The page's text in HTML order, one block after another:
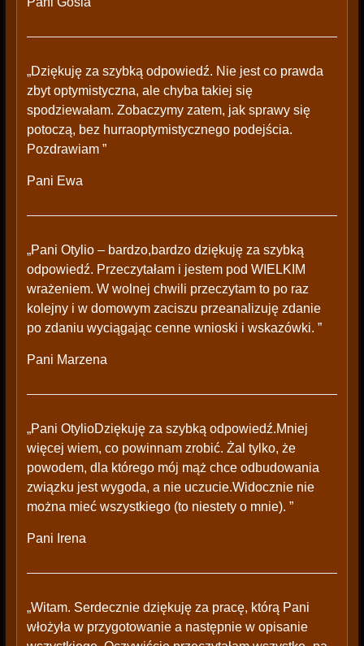
„Dziękuję za szybką odpowiedź. Nie jest co prawda
zbyt optymistyczna, ale chyba takiej się
spodziewałam. Zobaczymy zatem, jak sprawy się
potoczą, bez hurraoptymistycznego podejścia.
Pozdrawiam ”
Pani Ewa
„Pani Otylio – bardzo,bardzo dziękuję za szybką
odpowiedź. Przeczytałam i jestem pod WIELKIM
wrażeniem. W wolnej chwili przeczytam to po raz
kolejny i w domowym zaciszu przeanalizuję zdanie
po zdaniu wyciągając cenne wnioski i wskazówki. ”
Pani Marzena
„Pani OtylioDziękuję za szybką odpowiedź.Mniej
więcej wiem, co powinnam zrobić. Żal tylko, że
powodem, dla którego mój mąż chce odbudowania
związku jest wygoda, a nie uczucie.Widocznie nie
można mieć wszystkiego (to niestety o mnie). ”
Pani Irena
„Witam. Serdecznie dziękuję za pracę, którą Pani
włożyła w przygotowanie a następnie w opisanie